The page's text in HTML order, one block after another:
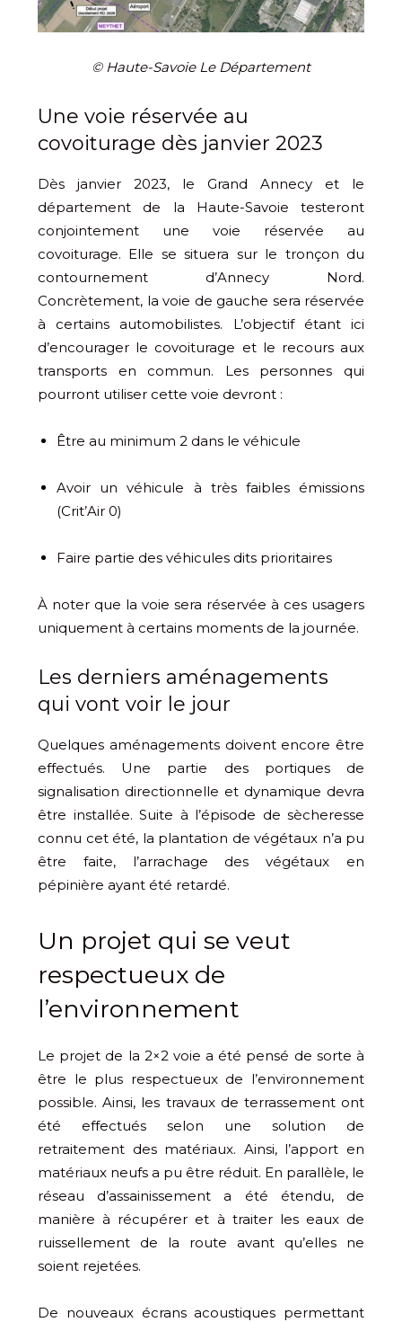
© Haute-Savoie Le Département
Une voie réservée au
covoiturage dès janvier 2023
Dès janvier 2023, le Grand Annecy et le
département de la Haute-Savoie testeront
conjointement une voie réservée au
covoiturage. Elle se situera sur le tronçon du
contournement d’Annecy Nord.
Concrètement, la voie de gauche sera réservée
à certains automobilistes. L’objectif étant ici
d’encourager le covoiturage et le recours aux
transports en commun. Les personnes qui
pourront utiliser cette voie devront :
Être au minimum 2 dans le véhicule
Avoir un véhicule à très faibles émissions
(Crit’Air 0)
Faire partie des véhicules dits prioritaires
À noter que la voie sera réservée à ces usagers
uniquement à certains moments de la journée.
Les derniers aménagements
qui vont voir le jour
Quelques aménagements doivent encore être
effectués. Une partie des portiques de
signalisation directionnelle et dynamique devra
être installée. Suite à l’épisode de sècheresse
connu cet été, la plantation de végétaux n’a pu
être faite, l’arrachage des végétaux en
pépinière ayant été retardé.
Un projet qui se veut
respectueux de
l’environnement
Le projet de la 2×2 voie a été pensé de sorte à
être le plus respectueux de l’environnement
possible. Ainsi, les travaux de terrassement ont
été effectués selon une solution de
retraitement des matériaux. Ainsi, l’apport en
matériaux neufs a pu être réduit. En parallèle, le
réseau d’assainissement a été étendu, de
manière à récupérer et à traiter les eaux de
ruissellement de la route avant qu’elles ne
soient rejetées.
De nouveaux écrans acoustiques permettant